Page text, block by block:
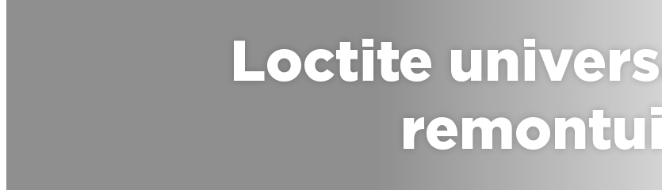
Loctite
remontui